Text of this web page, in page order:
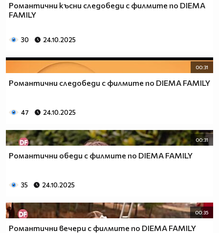
Романтични късни следобеди с филмите по DIEMA
FAMILY
30 24.10.2025
00:31
Романтични следобеди с филмите по DIEMA FAMILY
47 24.10.2025
00:31
Романтични обеди с филмите по DIEMA FAMILY
35 24.10.2025
00:35
Романтични вечери с филмите по DIEMA FAMILY